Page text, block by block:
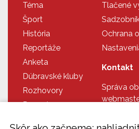
Téma
Šport
História
Reportáže
Anketa
Dúbravské kluby
Rozhovory
Recepty
Tlačené
Ochrana
Kontakt
Správa